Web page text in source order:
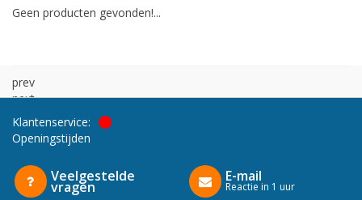
Geen producten gevonden!...
prev
next
Klantenservice:
Openingstijden
Veelgestelde
vragen
E-mail
Reactie in 1 uur